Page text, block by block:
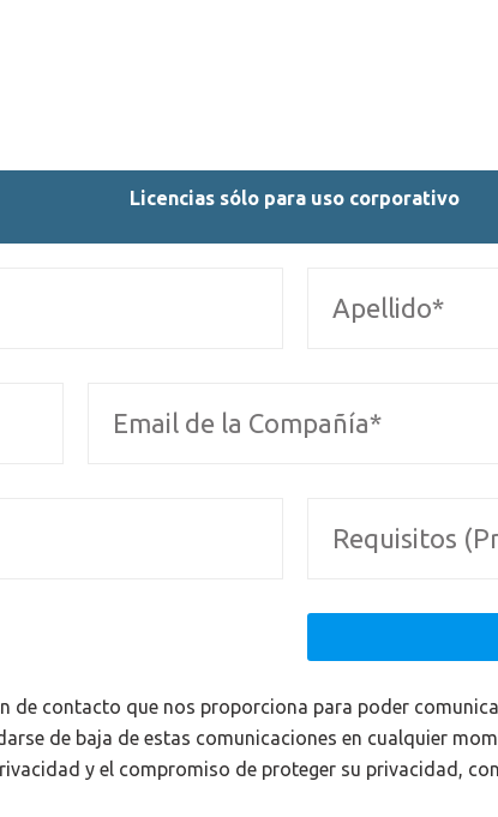
Licencias sólo para uso corporativo
de contacto que nos proporciona para poder
de baja de estas comunicaciones en cualquier
y el compromiso de proteger su privacidad,